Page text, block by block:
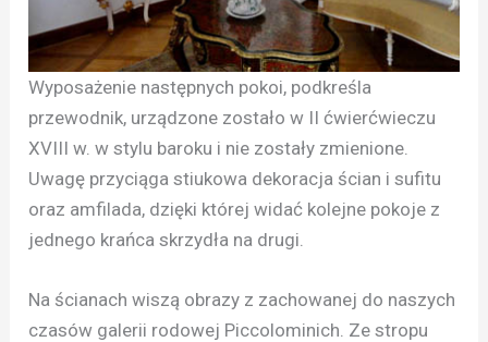
Wyposażenie następnych pokoi, podkreśla
przewodnik, urządzone zostało w II ćwierćwieczu
XVIII w. w stylu baroku i nie zostały zmienione.
Uwagę przyciąga stiukowa dekoracja ścian i sufitu
oraz amfilada, dzięki której widać kolejne pokoje z
jednego krańca skrzydła na drugi.
Na ścianach wiszą obrazy z zachowanej do naszych
czasów galerii rodowej Piccolominich. Ze stropu